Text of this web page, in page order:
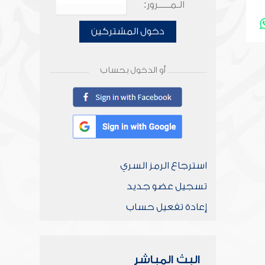
الـمـــــرور:
دخول المشتركين
أو الدخول بحساب
استرجاع الرمز السري
تسجيل عضو جديد
إعادة تفعيل حساب
البث المباشر